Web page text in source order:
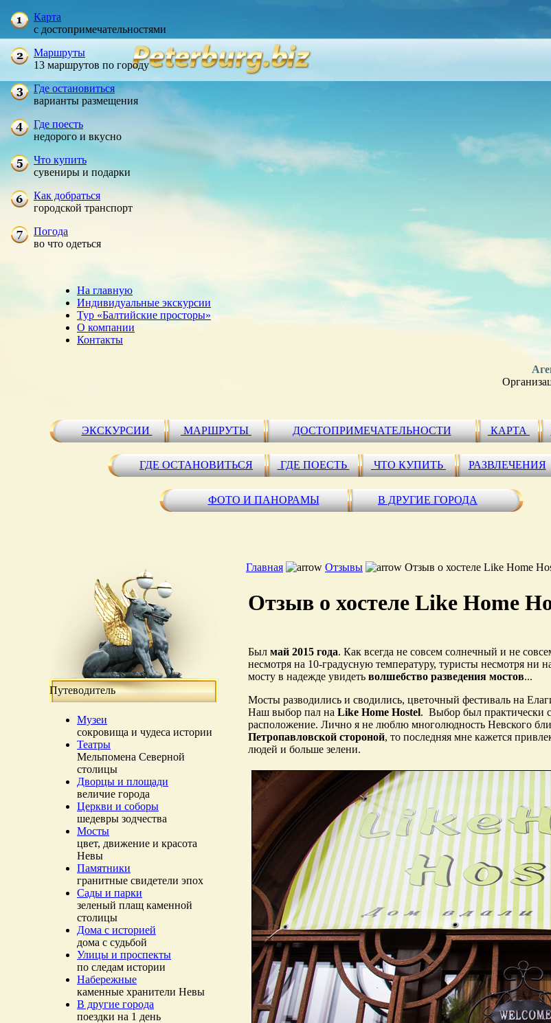
Карта
с достопримечательностями
Маршруты
13 маршрутов по городу
Где остановиться
варианты размещения
Где поесть
недорого и вкусно
Что купить
сувениры и подарки
Как добраться
городской транспорт
Погода
во что одеться
На главную
Индивидуальные экскурсии
Тур «Балтийские просторы»
О компании
Контакты
ЭКСКУРСИИ МАРШРУТЫ ДОСТОПРИМЕЧАТЕЛЬНОСТИ КАРТА
ГДЕ ОСТАНОВИТЬСЯ ГДЕ ПОЕСТЬ ЧТО КУПИТЬ РАЗВЛЕЧЕНИЯ
ФОТО И ПАНОРАМЫ В ДРУГИЕ ГОРОДА
Путеводитель
Музеи
сокровища и чудеса истории
Театры
Мельпомена Северной
столицы
Дворцы и площади
величие города
Церкви и соборы
шедевры зодчества
Мосты
цвет, движение и красота
Невы
Памятники
гранитные свидетели эпох
Сады и парки
зеленый плащ каменной
столицы
Дома с историей
дома с судьбой
Улицы и проспекты
по следам истории
Набережные
каменные хранители Невы
В другие города
поездки на 1 день
Главная Отзывы Отзыв о хостеле Like Home
Отзыв о хостеле Like Home
Был май 2015 года. Как всегда не совсем солнечный и не
несмотря на 10-градусную температуру, туристы несмотря
мосту в надежде увидеть волшебство разведения мостов...
Мосты разводились и сводились, цветочный фестиваль на
Наш выбор пал на Like Home Hostel. Выбор был практически
расположение. Лично я не люблю многолюдность Невского
Петропавловской стороной, то последняя мне кажется
людей и больше зелени.